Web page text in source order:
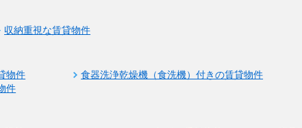
収納重視な賃貸物件
物件 食器洗浄乾燥機（食洗機）付きの賃貸物件
件